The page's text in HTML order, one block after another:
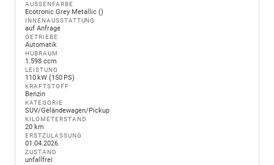
AUSSENFARBE
Ecotronic Grey Metallic ()
INNENAUSSTATTUNG
auf Anfrage
GETRIEBE
Automatik
HUBRAUM
1.598 ccm
LEISTUNG
110 kW (150 PS)
KRAFTSTOFF
Benzin
KATEGORIE
SUV/Geländewagen/Pickup
KILOMETERSTAND
20 km
ERSTZULASSUNG
01.04.2026
ZUSTAND
unfallfrei